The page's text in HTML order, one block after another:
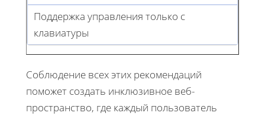
Поддержка управления только с
клавиатуры
Соблюдение всех этих рекомендаций
поможет создать инклюзивное веб-
пространство, где каждый пользователь